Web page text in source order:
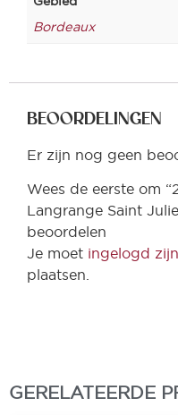
Bordeaux
BEOORDELINGEN
Er zijn nog geen
Wees de eerste om
Langrange Saint
beoordelen
Je moet ingelogd zijn
plaatsen.
GERELATEERDE